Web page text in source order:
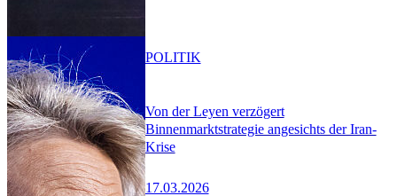
Von der Leyen verzögert
Binnenmarktstrategie angesichts der Iran-
Krise
17.03.2026
POLITIK